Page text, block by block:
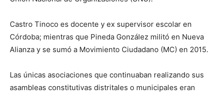
Castro Tinoco es docente y ex supervisor escolar en
Córdoba; mientras que Pineda González militó en Nueva
Alianza y se sumó a Movimiento Ciudadano (MC) en 2015.
Las únicas asociaciones que continuaban realizando sus
asambleas constitutivas distritales o municipales eran